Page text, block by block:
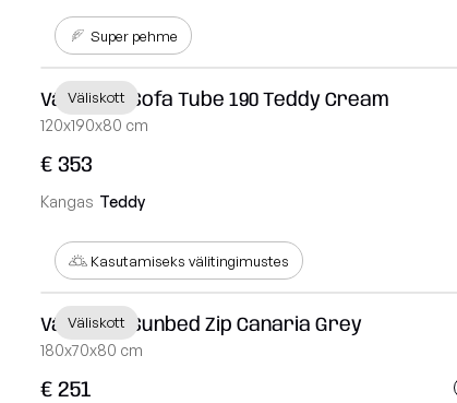
Väliskott
Super pehme
Väliskott Sofa Tube 190 Teddy Cream
120x190x80 cm
€ 353
Kangas Teddy
Väliskott
Kasutamiseks välitingimustes
Väliskott Sunbed Zip Canaria Grey
180x70x80 cm
€ 251